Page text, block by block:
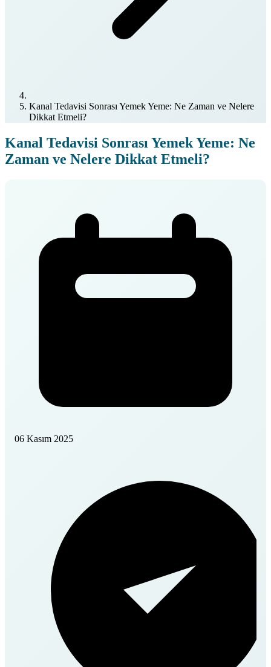
Kanal Tedavisi Sonrası Yemek Yeme: Ne Zaman ve Nelere
Dikkat Etmeli?
Kanal Tedavisi Sonrası Yemek Yeme: Ne
Zaman ve Nelere Dikkat Etmeli?
06 Kasım 2025